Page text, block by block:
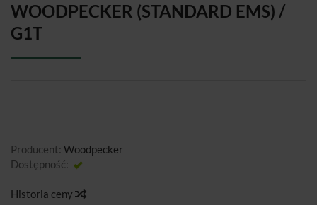
WOODPECKER (STANDARD EMS) /
G1T
Producent: Woodpecker
Dostępność:
Historia ceny